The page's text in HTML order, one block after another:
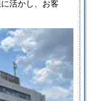
活かし、お客